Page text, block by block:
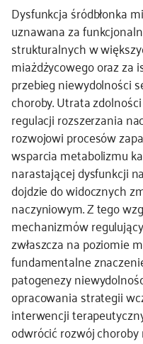
Dysfunkcja śródbłonka
uznawana za
strukturalnych w
miażdżycowego oraz
przebieg niewydolności
choroby. Utrata
regulacji rozszerzania
rozwojowi procesów
wsparcia metabolizmu
narastającej dysfunkcji
dojdzie do widocznych
naczyniowym. Z tego
mechanizmów
zwłaszcza na poziomie
fundamentalne
patogenezy
opracowania strategii
interwencji
odwrócić rozwój